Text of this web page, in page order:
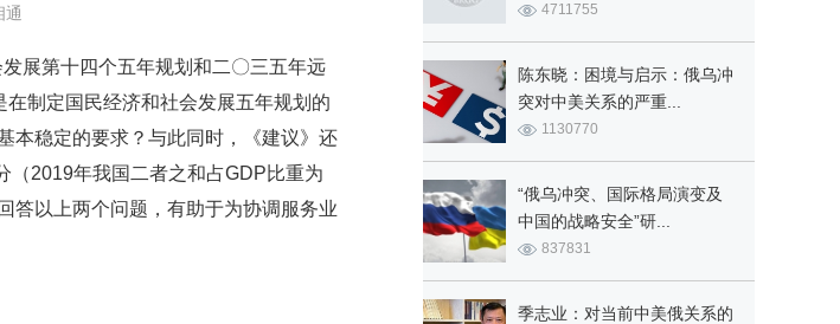
通
展第十四个五年规划和二〇三五年远
制定国民经济和社会发展五年规划的
本稳定的要求？与此同时，《建议》还
（2019年我国二者之和占GDP比重为
答以上两个问题，有助于为协调服务业
4711755
陈东晓：困境与启示：俄乌冲
突对中美关系的严重...
1130770
“俄乌冲突、国际格局演变及
中国的战略安全”研...
837831
季志业：对当前中美俄关系的